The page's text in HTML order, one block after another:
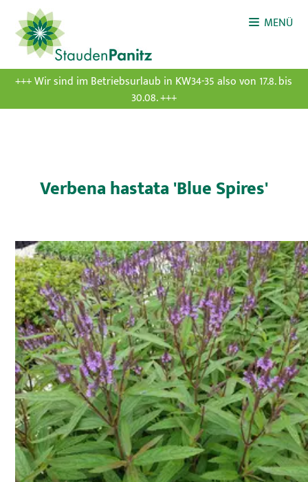
MENÜ
+++ Wir sind im Betriebsurlaub in KW34-35 also von 17.8. bis
30.08. +++
Verbena hastata 'Blue Spires'